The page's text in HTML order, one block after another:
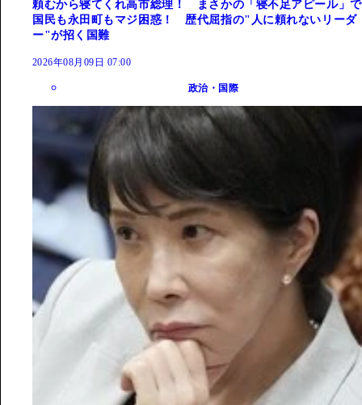
頼むから寝てくれ高市総理！ まさかの「寝不足アピール」で
国民も永田町もマジ困惑！ 歴代屈指の"人に頼れないリーダ
ー"が招く国難
2026年08月09日 07:00
政治・国際